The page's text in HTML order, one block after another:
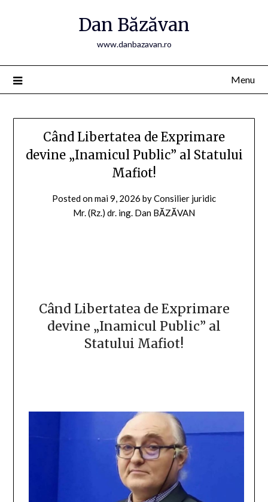
Dan Băzăvan
www.danbazavan.ro
Menu
Când Libertatea de Exprimare
devine „Inamicul Public” al Statului
Mafiot!
Posted onmai 9, 2026 byConsilier juridic
Mr. (Rz.) dr. ing. Dan BĂZĂVAN
Când Libertatea de Exprimare
devine „Inamicul Public” al
Statului Mafiot!